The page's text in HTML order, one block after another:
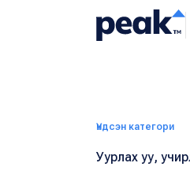
Үндсэн категори
Уурлах уу,